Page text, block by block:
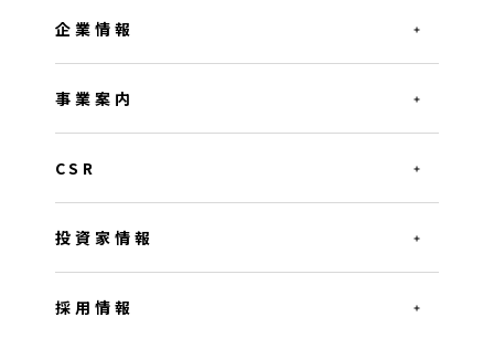
企業情報
事業案内
CSR
投資家情報
採用情報